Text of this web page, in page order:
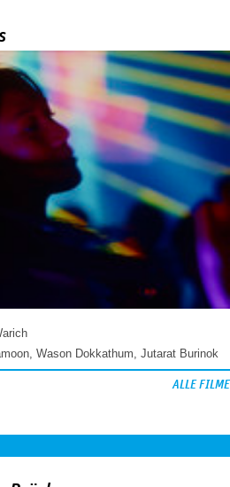
, Wason Dokkathum, Jutarat Burinok
ALLE FILME